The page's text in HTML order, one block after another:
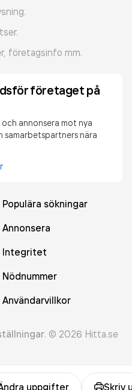
uppgifter Skriv
företagsinfo mm.
företaget på
och annonsera mot nya
samarbetspartners nära
Populära sökningar
Annonsera
Integritet
Nödnummer
Användarvillkor
. © 2026 Hitta.se